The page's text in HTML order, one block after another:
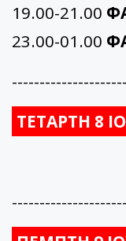
19.00-21.00
23.00-01.00
ΤΕΤΑΡΤΗ 8